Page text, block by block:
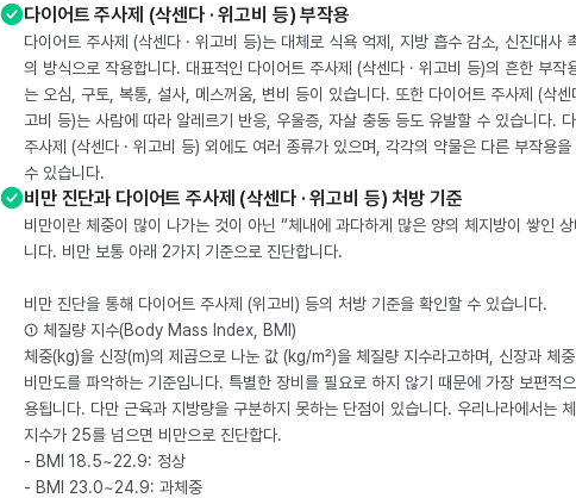
다이어트 주사제 (삭센다 · 위고비 등) 부작용
다이어트 주사제 (삭센다 · 위고비 등)는 대체로 식욕 억제, 지방 흡수 감소, 신진대사
의 방식으로 작용합니다. 대표적인 다이어트 주사제 (삭센다 · 위고비 등)의 흔한 부작
는 오심, 구토, 복통, 설사, 메스꺼움, 변비 등이 있습니다. 또한 다이어트 주사제 (삭센
고비 등)는 사람에 따라 알레르기 반응, 우울증, 자살 충동 등도 유발할 수 있습니다.
주사제 (삭센다 · 위고비 등) 외에도 여러 종류가 있으며, 각각의 약물은 다른 부작용을
수 있습니다.
비만 진단과 다이어트 주사제 (삭센다 · 위고비 등) 처방 기준
비만이란 체중이 많이 나가는 것이 아닌 “체내에 과다하게 많은 양의 체지방이 쌓인 상
니다. 비만 보통 아래 2가지 기준으로 진단합니다.
비만 진단을 통해 다이어트 주사제 (위고비) 등의 처방 기준을 확인할 수 있습니다.
① 체질량 지수(Body Mass Index, BMI)
체중(kg)을 신장(m)의 제곱으로 나눈 값 (kg/m²)을 체질량 지수라고하며, 신장과 체
비만도를 파악하는 기준입니다. 특별한 장비를 필요로 하지 않기 때문에 가장 보편적
용됩니다. 다만 근육과 지방량을 구분하지 못하는 단점이 있습니다. 우리나라에서는
지수가 25를 넘으면 비만으로 진단합다.
- BMI 18.5~22.9: 정상
- BMI 23.0~24.9: 과체중